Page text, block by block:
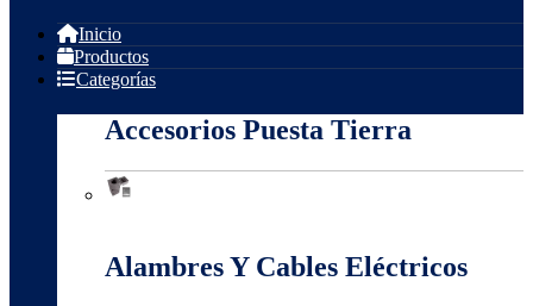
Inicio
Productos
Categorías
Accesorios Puesta Tierra
Alambres Y Cables Eléctricos